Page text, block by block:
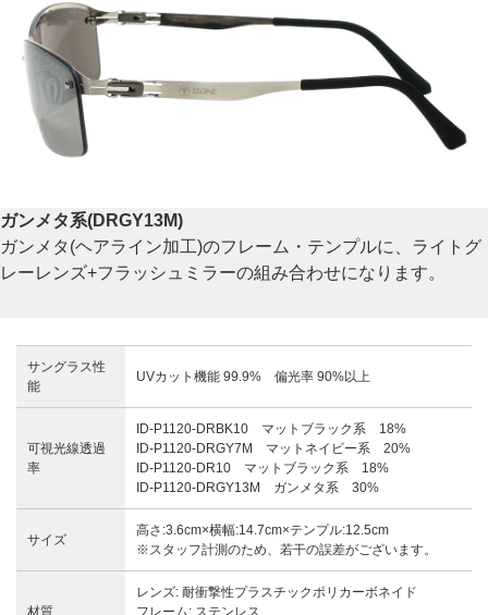
ガンメタ系(DRGY13M)
ガンメタ(ヘアライン加工)のフレーム・テンプルに、ライトグ
レーレンズ+フラッシュミラーの組み合わせになります。
サングラス性
能
UVカット機能 99.9% 偏光率 90%以上
可視光線透過
率
ID-P1120-DRBK10 マットブラック系 18%
ID-P1120-DRGY7M マットネイビー系 20%
ID-P1120-DR10 マットブラック系 18%
ID-P1120-DRGY13M ガンメタ系 30%
サイズ
高さ:3.6cm×横幅:14.7cm×テンプル:12.5cm
※スタッフ計測のため、若干の誤差がございます。
材質
レンズ: 耐衝撃性プラスチックポリカーボネイド
フレーム: ステンレス